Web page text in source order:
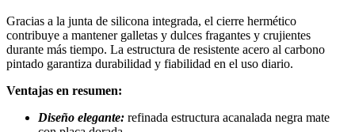
Gracias a la junta de silicona integrada, el cierre hermético
contribuye a mantener galletas y dulces fragantes y crujientes
durante más tiempo. La estructura de resistente acero al carbono
pintado garantiza durabilidad y fiabilidad en el uso diario.
Ventajas en resumen:
Diseño elegante: refinada estructura acanalada negra mate